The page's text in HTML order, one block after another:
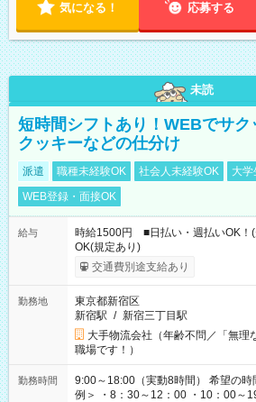
気になる！ 応募する
未読
短時間シフトあり！WEBでサク
クッキーなどの仕分け
派遣 職種未経験OK 社会人未経験OK 大学
WEB登録・面接OK
給与
時給1500円 ■日払い・週払いOK
OK(規定あり)
交通費別途支給あり
勤務地
東京都新宿区
新宿駅 / 新宿三丁目駅
大手物流会社（年齢不問／「無理
職場です！）
勤務時間
9:00～18:00（実動8時間） 希望の時間帯を選べます！ ＜シフト
例＞ ・8：30～12：00 ・10：00～